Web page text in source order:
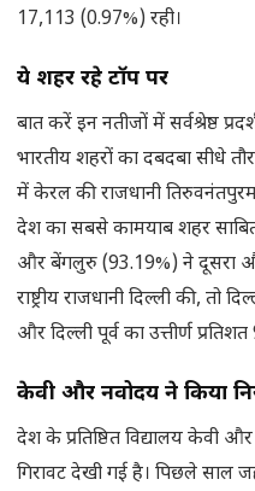
17,113 (0.97%) रही।
ये शहर रहे टॉप पर
बात करें इन नतीजों में सर्वश्रेष्ठ
भारतीय शहरों का दबदबा सीधे
में केरल की राजधानी
देश का सबसे कामयाब शहर
और बेंगलुरु (93.19%) ने दूसरा और
राष्ट्रीय राजधानी दिल्ली की, तो
और दिल्ली पूर्व का उत्तीर्ण
केवी और नवोदय ने किया
देश के प्रतिष्ठित विद्यालय केवी
गिरावट देखी गई है। पिछले साल